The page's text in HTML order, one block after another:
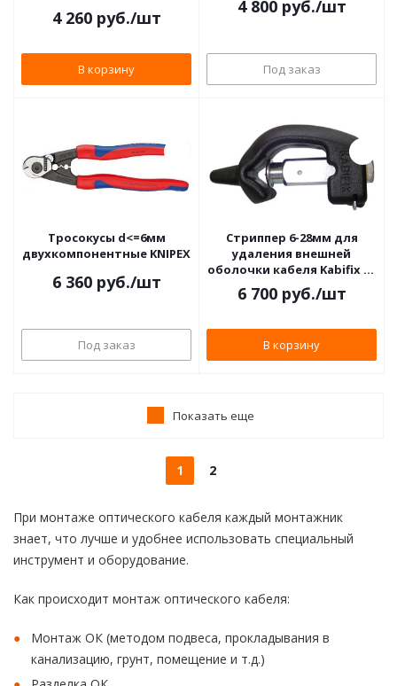
4 260руб./шт
В корзину
4 800руб./шт
Под заказ
Тросокусы d<=6мм
двухкомпонентные KNIPEX
6 360руб./шт
Под заказ
Стриппер 6-28мм для
удаления внешней
оболочки кабеля Kabifix FK
6 700руб./шт
В корзину
Показать еще
1 2
При монтаже оптического кабеля каждый монтажник
знает, что лучше и удобнее использовать специальный
инструмент и оборудование.
Как происходит монтаж оптического кабеля:
Монтаж ОК (методом подвеса, прокладывания в
канализацию, грунт, помещение и т.д.)